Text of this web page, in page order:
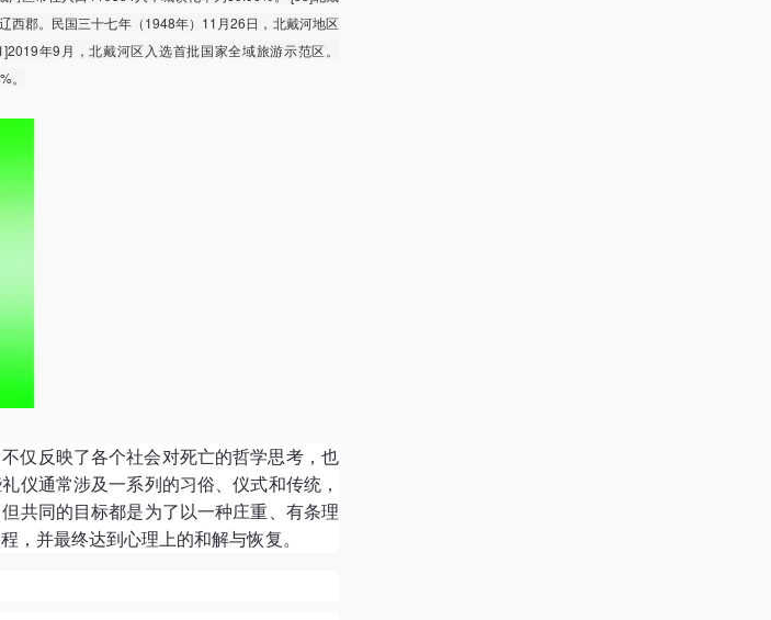
西郡。民国三十七年（1948年）11月26日，北戴河地区
年9月，北戴河区入选首批国家全域旅游示范区。
仅反映了各个社会对死亡的哲学思考，也
仪通常涉及一系列的习俗、仪式和传统，
共同的目标都是为了以一种庄重、有条理
，并最终达到心理上的和解与恢复。